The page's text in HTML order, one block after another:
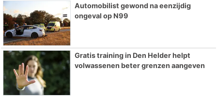
Automobilist gewond na eenzijdig
ongeval op N99
Gratis training in Den Helder helpt
volwassenen beter grenzen aangeven